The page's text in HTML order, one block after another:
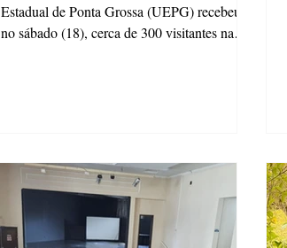
Estadual de Ponta Grossa (UEPG) recebeu,
no sábado (18), cerca de 300 visitantes na